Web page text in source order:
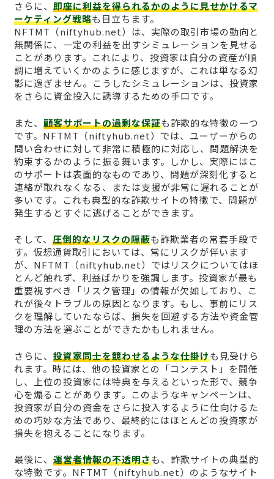
さらに、 即座に利益を得られるかのように見せかけるマ
ーケティング戦略も目立ちます。
NFTMT（niftyhub.net）は、実際の取引市場の動向と
無関係に、一定の利益を出すシミュレーションを見せる
ことがあります。これにより、投資家は自分の資産が順
調に増えていくかのように感じますが、これは単なる幻
影に過ぎません。こうしたシミュレーションは、投資家
をさらに資金投入に誘導するための手口です。
また、 顧客サポートの過剰な保証も詐欺的な特徴の一つ
です。NFTMT（niftyhub.net）では、ユーザーからの
問い合わせに対して非常に積極的に対応し、問題解決を
約束するかのように振る舞います。しかし、実際にはこ
のサポートは表面的なものであり、問題が深刻化すると
連絡が取れなくなる、または支援が非常に遅れることが
多いです。これも典型的な詐欺サイトの特徴で、問題が
発生するとすぐに逃げることができます。
そして、 圧倒的なリスクの隠蔽も詐欺業者の常套手段で
す。仮想通貨取引においては、常にリスクが伴います
が、NFTMT（niftyhub.net）ではリスクについてはほ
とんど触れず、利益ばかりを強調します。投資家が最も
重要視すべき「リスク管理」の情報が欠如しており、こ
れが後々トラブルの原因となります。もし、事前にリス
クを理解していたならば、損失を回避する方法や資金管
理の方法を選ぶことができたかもしれません。
さらに、 投資家同士を競わせるような仕掛けも見受けら
れます。時には、他の投資家との「コンテスト」を開催
し、上位の投資家には特典を与えるといった形で、競争
心を煽ることがあります。このようなキャンペーンは、
投資家が自分の資金をさらに投入するように仕向けるた
めの巧妙な方法であり、最終的にはほとんどの投資家が
損失を抱えることになります。
最後に、 運営者情報の不透明さも、詐欺サイトの典型的
な特徴です。NFTMT（niftyhub.net）のようなサイト